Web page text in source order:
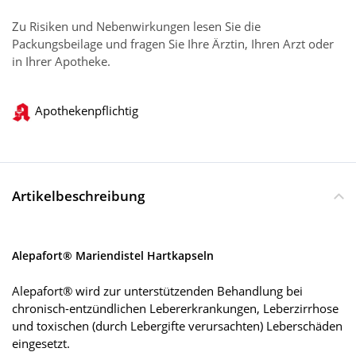
Zu Risiken und Nebenwirkungen lesen Sie die
Packungsbeilage und fragen Sie Ihre Ärztin, Ihren Arzt oder
in Ihrer Apotheke.
Apothekenpflichtig
Artikelbeschreibung
Alepafort® Mariendistel Hartkapseln
Alepafort® wird zur unterstützenden Behandlung bei
chronisch-entzündlichen Lebererkrankungen, Leberzirrhose
und toxischen (durch Lebergifte verursachten) Leberschäden
eingesetzt.